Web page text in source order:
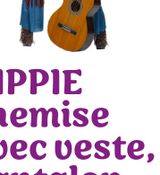
veste,